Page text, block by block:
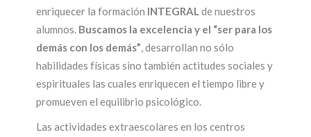
enriquecer la formación INTEGRALde nuestros
alumnos. Buscamos la excelencia y el “ser para los
demás con los demás”, desarrollan no sólo
habilidades físicas sino también actitudes sociales y
espirituales las cuales enriquecen el tiempo libre y
promueven el equilibrio psicológico.
Las actividades extraescolares en los centros